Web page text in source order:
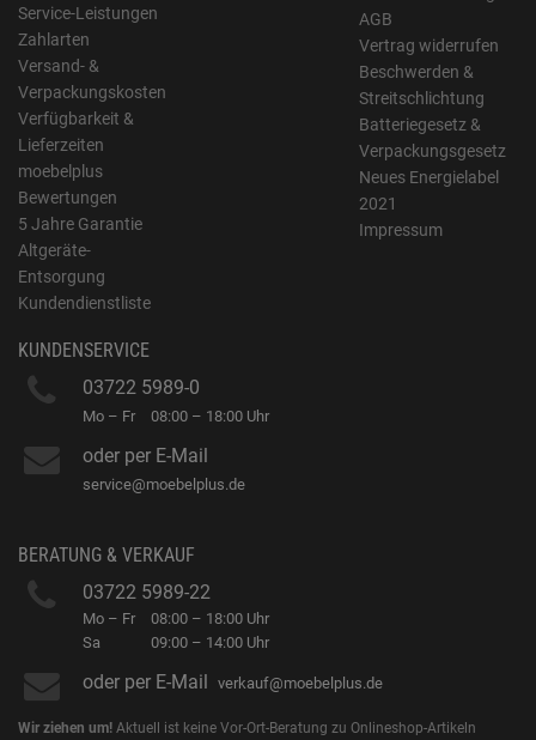
Service-Leistungen
Zahlarten
Versand- &
Verpackungskosten
Verfügbarkeit &
Lieferzeiten
moebelplus
Bewertungen
5 Jahre Garantie
Altgeräte-
Entsorgung
Kundendienstliste
AGB
Vertrag widerrufen
Beschwerden &
Streitschlichtung
Batteriegesetz &
Verpackungsgesetz
Neues Energielabel
2021
Impressum
KUNDENSERVICE
03722 5989-0
Mo – Fr 08:00 – 18:00 Uhr
oder per E-Mail
service@moebelplus.de
BERATUNG & VERKAUF
03722 5989-22
Mo – Fr
Sa
08:00 – 18:00 Uhr
09:00 – 14:00 Uhr
oder per E-Mail verkauf@moebelplus.de
Wir ziehen um! Aktuell ist keine Vor-Ort-Beratung zu Onlineshop-Artikeln